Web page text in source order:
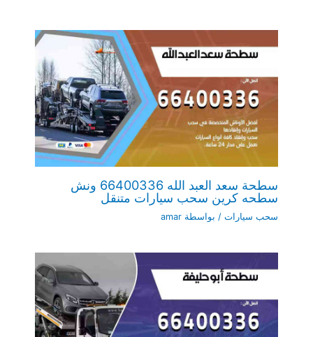
سطحة سعد العبد الله 66400336 ونش
سطحه كرين سحب سيارات متنقل
سحب سيارات/ بواسطة amar